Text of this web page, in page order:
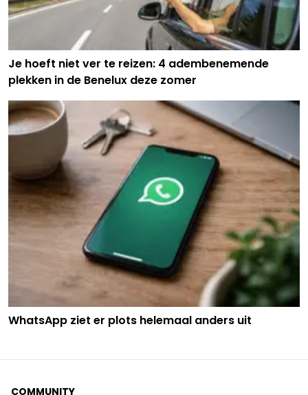
Je hoeft niet ver te reizen: 4 adembenemende
plekken in de Benelux deze zomer
WhatsApp ziet er plots helemaal anders uit
COMMUNITY